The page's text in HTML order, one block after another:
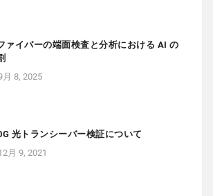
ァイバーの端面検査と分析における AI の
月 8, 2025
光トランシーバー検証について
月 9, 2021